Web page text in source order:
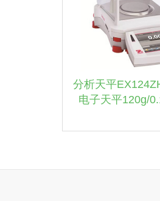
分析天平
电子天平120g/